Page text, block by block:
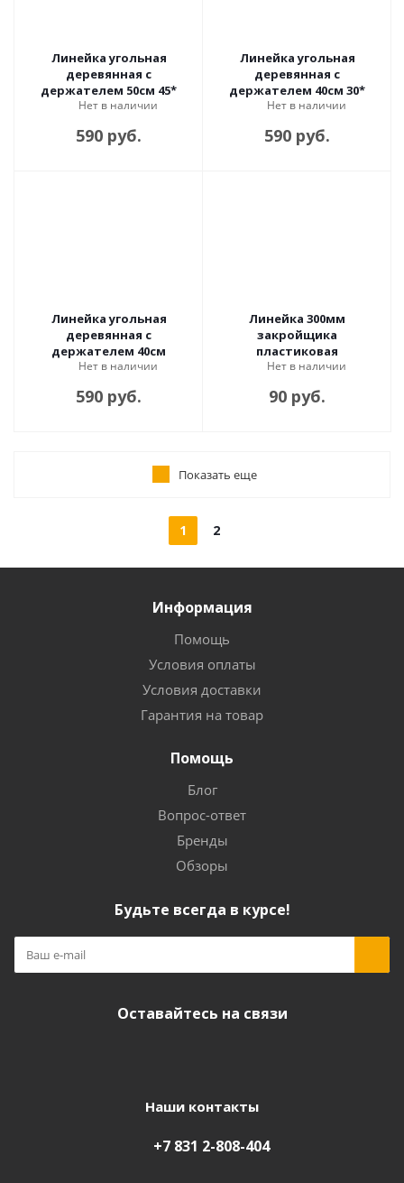
Линейка угольная
деревянная с
держателем 50см 45*
Нет в наличии
590 руб.
Линейка угольная
деревянная с
держателем 40см 30*
Нет в наличии
590 руб.
Линейка угольная
деревянная с
держателем 40см
Нет в наличии
590 руб.
Линейка 300мм
закройщика
пластиковая
Нет в наличии
90 руб.
Показать еще
1 2
Информация
Помощь
Условия оплаты
Условия доставки
Гарантия на товар
Помощь
Блог
Вопрос-ответ
Бренды
Обзоры
Будьте всегда в курсе!
Оставайтесь на связи
Наши контакты
+7 831 2-808-404